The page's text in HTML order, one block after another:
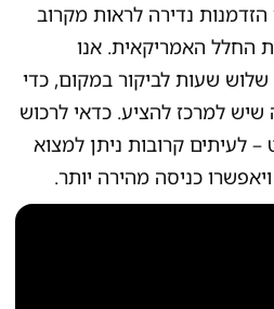
הזדמנות נדירה לראות מקרוב
החלל האמריקאית. אנו
שעות לביקור במקום, כדי
למרכז להציע. כדאי לרכוש
לעיתים קרובות ניתן למצוא
כניסה מהירה יותר.